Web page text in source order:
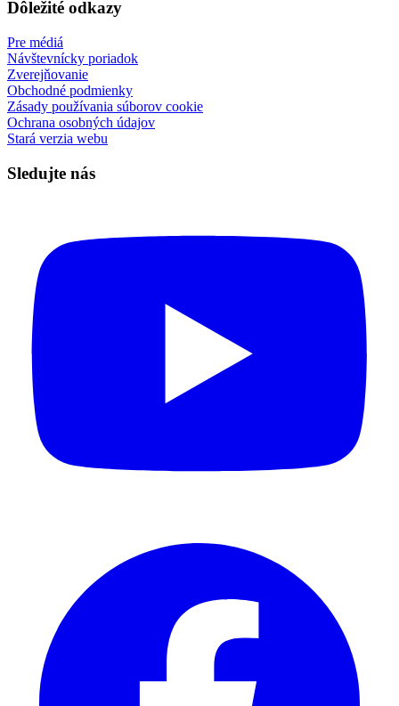
Dôležité odkazy
Pre médiá
Návštevnícky poriadok
Zverejňovanie
Obchodné podmienky
Zásady používania súborov cookie
Ochrana osobných údajov
Stará verzia webu
Sledujte nás